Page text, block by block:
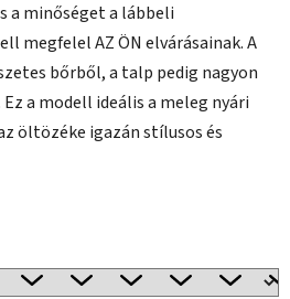
a minőséget a lábbeli
megfelel AZ ÖN elvárásainak. A
bőrből, a talp pedig nagyon
a modell ideális a meleg nyári
öltözéke igazán stílusos és